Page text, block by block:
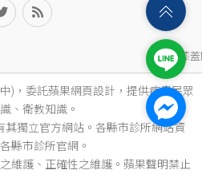
膝
)，委託蘋果網頁設計，提供病患民眾
、衛教知識。
獨立官方網站。各縣市診所網站資
縣市診所官網。
維護、正確性之維護。蘋果聲明禁止